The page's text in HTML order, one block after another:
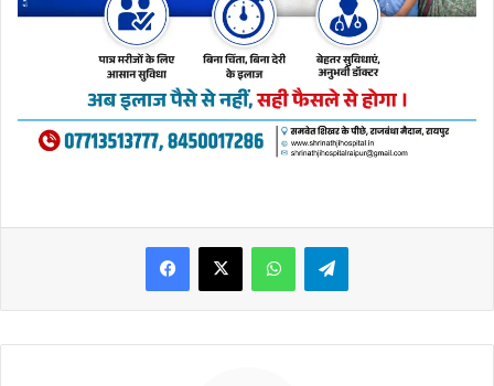
WhatsAppTelegram